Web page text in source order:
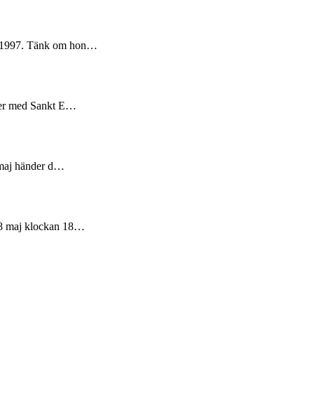
Tänk om hon…
med Sankt E…
händer d…
maj klockan 18…